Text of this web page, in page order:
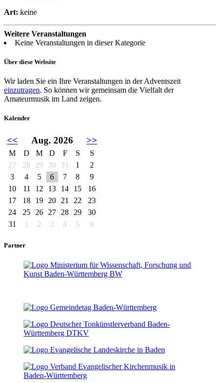
Art: keine
Weitere Veranstaltungen
Keine Veranstaltungen in dieser Kategorie
Über diese Website
Wir laden Sie ein Ihre Veranstaltungen in der Adventszeit
einzutragen. So können wir gemeinsam die Vielfalt der
Amateurmusik im Land zeigen.
Kalender
<< Aug. 2026 >>
M D M D F S
S
27
28 29 30 31 1
2
3
4 5 6 7 8
9
10
11 12 13 14 15
16
17
18 19 20 21 22
23
24
25 26 27 28 29
30
31
1 2 3 4 5 6
Partner